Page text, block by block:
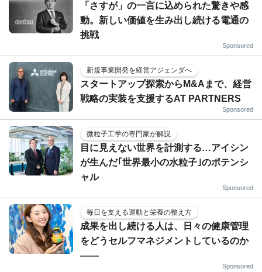
「さすが」の一言に込められた驚きや感
動。新しい価値を生み出し続ける電通の
挑戦
Sponsored
新規事業開発を経営アジェンダへ
スタートアップ探索からM&Aまで、経営
戦略の実装を支援するAT PARTNERS
Sponsored
微粒子工学の専門家が解説
目に見えない世界を計測する…アイシン
が生んだ｢世界最小の水粒子｣のポテンシ
ャル
Sponsored
毎日を支える運動と栄養の整え方
成果を出し続ける人は、日々の健康管理
をどうセルフマネジメントしているのか
——
Sponsored